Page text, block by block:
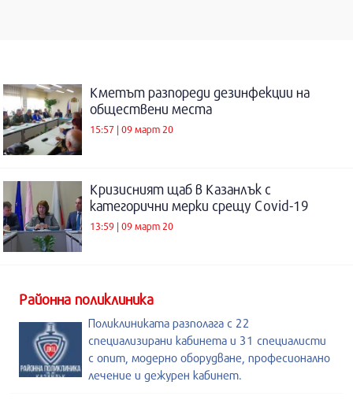
Кметът разпореди дезинфекции на
обществени места
15:57 | 09 март 20
Кризисният щаб в Казанлък с
категорични мерки срещу Covid-19
13:59 | 09 март 20
Районна поликлиника
Поликлиниката разполага с 22
специализирани кабинета и 31 специалисти
с опит, модерно оборудване, професионално
лечение и дежурен кабинет.